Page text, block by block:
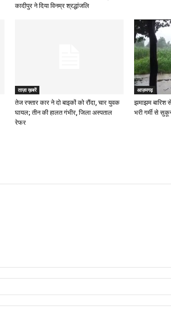
कादीपुर ने दिया विनम्र श्रद्धांजलि
ताज़ा ख़बरें
तेज रफ्तार कार ने दो बाइकों को रौंदा, चार युवक
घायल; तीन की हालत गंभीर, जिला अस्पताल
रेफर
आज़मगढ़
झमाझम बारिश
भरी गर्मी से